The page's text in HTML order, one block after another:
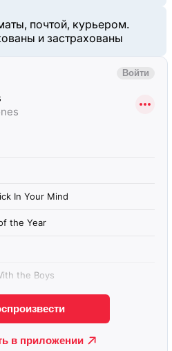
почтой, курьером.
и застрахованы